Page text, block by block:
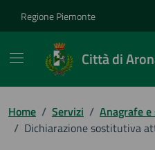
Regione Piemonte
Città di
Home / Servizi / Anagrafe
/ Dichiarazione sostitutiva